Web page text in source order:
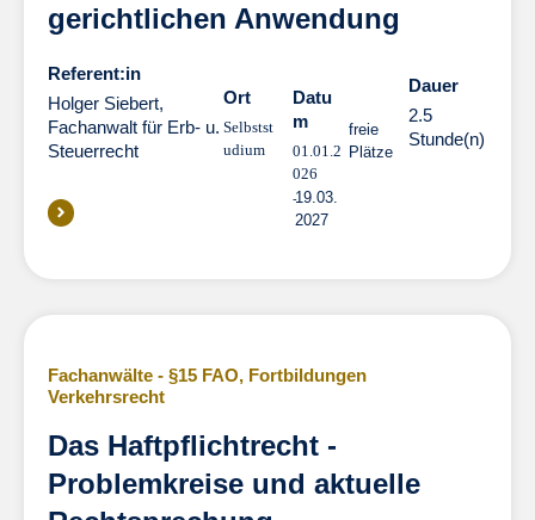
gerichtlichen Anwendung
Referent:in
Holger Siebert,
Fachanwalt für Erb- u.
Steuerrecht
Ort
Selbstst
udium
Datu
m
01.01.2
026
19.03.
2027
freie
Plätze
Dauer
2.5
Stunde(n)
Fachanwälte - §15 FAO, Fortbildungen
Verkehrsrecht
Das Haftpflichtrecht -
Problemkreise und aktuelle